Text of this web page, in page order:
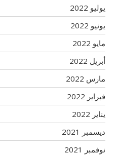
يوليو 2022
يونيو 2022
مايو 2022
أبريل 2022
مارس 2022
فبراير 2022
يناير 2022
ديسمبر 2021
نوفمبر 2021